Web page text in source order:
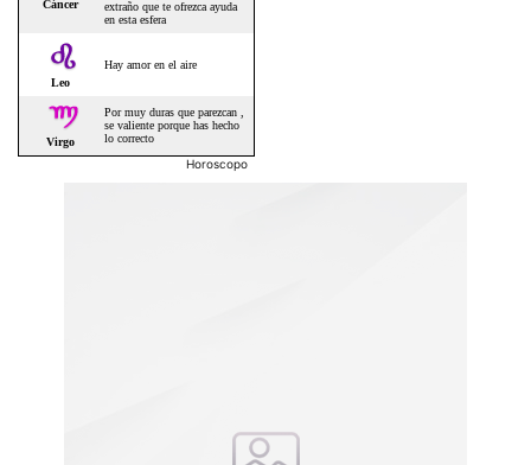
Horoscopo